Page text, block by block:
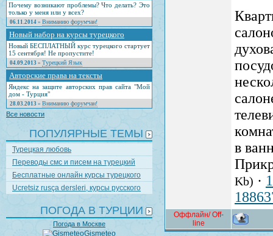
Почему возникают проблемы? Что делать? Это
только у меня или у всех?
06.11.2014 » Вниманию форумчан!
Новый набор на курсы турецкого
Новый БЕСПЛАТНЫЙ курс турецкого стартует
15 сентября! Не пропустите!
04.09.2013 » Турецкий Язык
Авторские права на тексты
Яндекс на защите авторских прав сайта "Мой
дом - Турция"
28.03.2013 » Вниманию форумчан!
Все новости
ПОПУЛЯРНЫЕ ТЕМЫ
Турецкая любовь
Переводы смс и писем на турецкий
Бесплатные онлайн курсы турецкого
Ucretsiz rusça dersleri, курсы русского
ПОГОДА В ТУРЦИИ
Погода в Москве
Gismeteo
в
Kb) ·
Оффлайн/ Off-
line